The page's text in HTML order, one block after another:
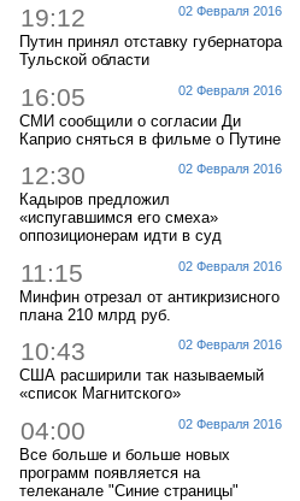
02 Февраля 2016
19:12
Путин принял отставку губернатора
Тульской области
02 Февраля 2016
16:05
СМИ сообщили о согласии Ди
Каприо сняться в фильме о Путине
02 Февраля 2016
12:30
Кадыров предложил
«испугавшимся его смеха»
оппозиционерам идти в суд
02 Февраля 2016
11:15
Минфин отрезал от антикризисного
плана 210 млрд руб.
02 Февраля 2016
10:43
США расширили так называемый
«список Магнитского»
02 Февраля 2016
04:00
Все больше и больше новых
программ появляется на
телеканале "Синие страницы"